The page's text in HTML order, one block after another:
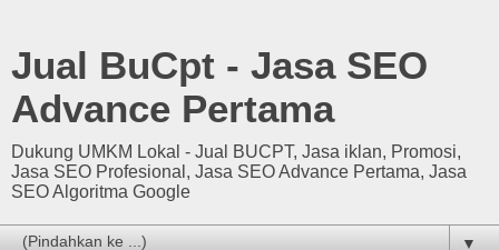
Jual BuCpt - Jasa SEO
Advance Pertama
Dukung UMKM Lokal - Jual BUCPT, Jasa iklan, Promosi,
Jasa SEO Profesional, Jasa SEO Advance Pertama, Jasa
SEO Algoritma Google
▼